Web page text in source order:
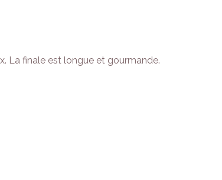
La finale est longue et gourmande.